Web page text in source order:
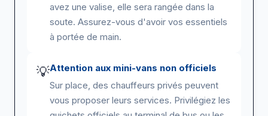
avez une valise, elle sera rangée dans la
soute. Assurez-vous d'avoir vos essentiels
à portée de main.
💡Attention aux mini-vans non officiels
Sur place, des chauffeurs privés peuvent
vous proposer leurs services. Privilégiez les